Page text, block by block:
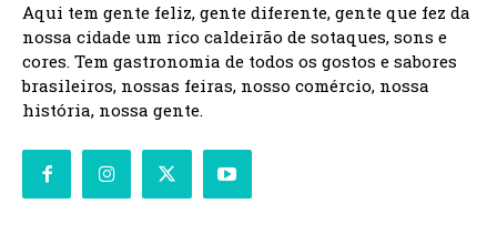
Aqui tem gente feliz, gente diferente, gente que fez da
nossa cidade um rico caldeirão de sotaques, sons e
cores. Tem gastronomia de todos os gostos e sabores
brasileiros, nossas feiras, nosso comércio, nossa
história, nossa gente.